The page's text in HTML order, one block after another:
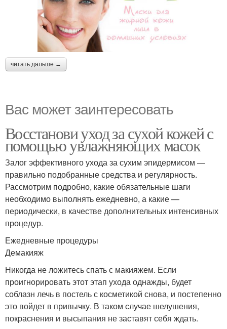
читать дальше →
Вас может заинтересовать
Восстанови уход за сухой кожей с
помощью увлажняющих масок
Залог эффективного ухода за сухим эпидермисом —
правильно подобранные средства и регулярность.
Рассмотрим подробно, какие обязательные шаги
необходимо выполнять ежедневно, а какие —
периодически, в качестве дополнительных интенсивных
процедур.
Ежедневные процедуры
Демакияж
Никогда не ложитесь спать с макияжем. Если
проигнорировать этот этап ухода однажды, будет
соблазн лечь в постель с косметикой снова, и постепенно
это войдет в привычку. В таком случае шелушения,
покраснения и высыпания не заставят себя ждать.